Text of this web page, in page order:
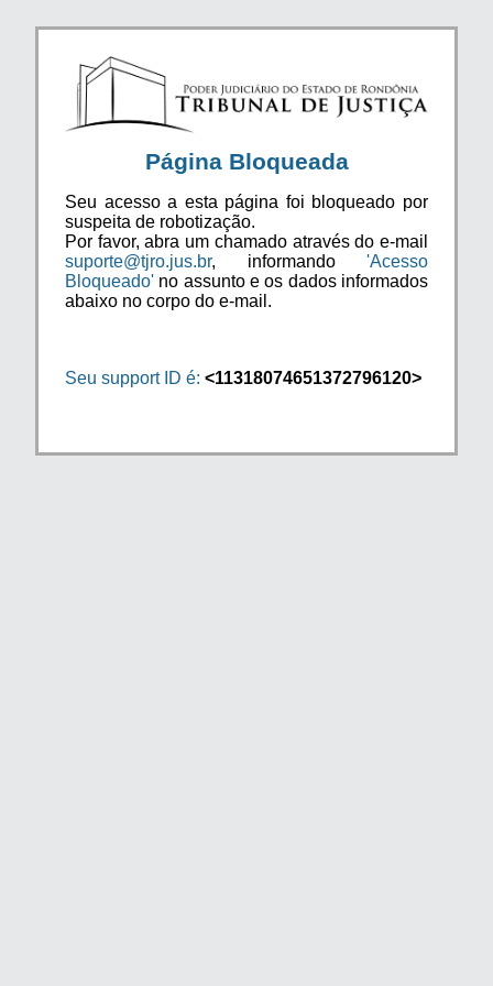
Página Bloqueada
Seu acesso a esta página foi bloqueado por
suspeita de robotização.
Por favor, abra um chamado através do e-mail
suporte@tjro.jus.br, informando 'Acesso
Bloqueado' no assunto e os dados informados
abaixo no corpo do e-mail.
Seu support ID é: <11318074651372796120>